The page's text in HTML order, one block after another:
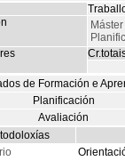
de Formación e
Planificación
Avaliación